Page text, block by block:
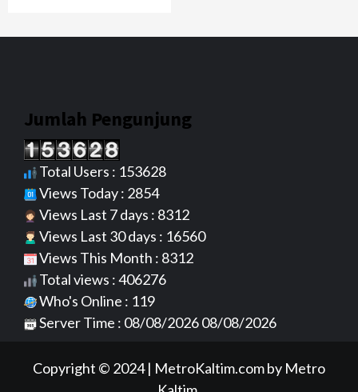
Jumlah Pengunjung
Total Users : 153628
Views Today : 2854
Views Last 7 days : 8312
Views Last 30 days : 16560
Views This Month : 8312
Total views : 406276
Who's Online : 119
Server Time : 08/08/2026 08/08/2026
Copyright © 2024| MetroKaltim.comby Metro